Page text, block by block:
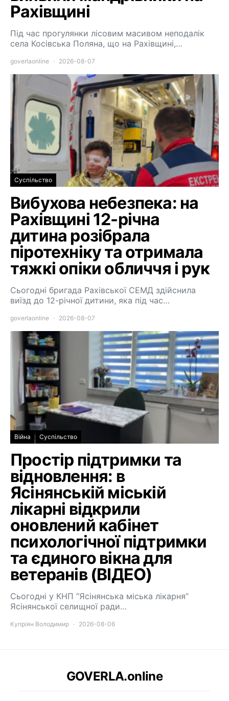
Рахівщині
Під час прогулянки лісовим масивом неподалік
села Косівська Поляна, що на Рахівщині,…
goverlaonline 2026-08-07
Суспільство
Вибухова небезпека: на
Рахівщині 12-річна
дитина розібрала
піротехніку та отримала
тяжкі опіки обличчя і рук
Сьогодні бригада Рахівської СЕМД здійснила
виїзд до 12-річної дитини, яка під час…
goverlaonline 2026-08-07
Війна Суспільство
Простір підтримки та
відновлення: в
Ясінянській міській
лікарні відкрили
оновлений кабінет
психологічної підтримки
та єдиного вікна для
ветеранів (ВІДЕО)
Сьогодні у КНП “Ясінянська міська лікарня”
Ясінянської селищної ради…
Купріян Володимир 2026-08-06
GOVERLA.online